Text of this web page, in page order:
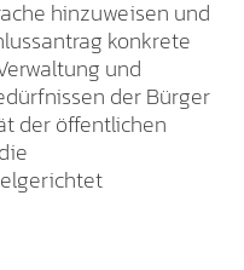
hinzuweisen und
konkrete
und
der Bürger
der öffentlichen